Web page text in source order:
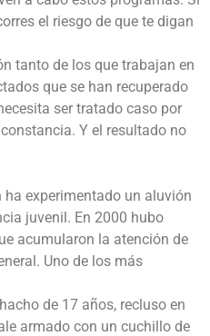
el riesgo de que te digan
tanto de los que trabajan en
que se han recuperado
ser tratado caso por
Y el resultado no
experimentado un aluvión
juvenil. En 2000 hubo
acumularon la atención de
Uno de los más
de 17 años, recluso en
armado con un cuchillo de